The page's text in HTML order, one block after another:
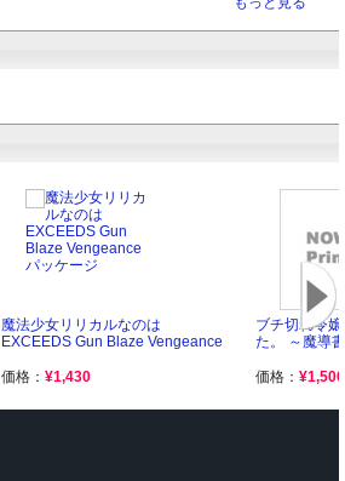
魔法少女リリカルなのは
EXCEEDS Gun Blaze Vengeance
価格： ¥1,430
ブチ切れ令
た。 ～魔導
価格： ¥1,500